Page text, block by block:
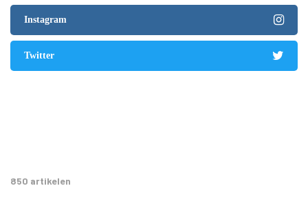
Instagram
Twitter
850 artikelen